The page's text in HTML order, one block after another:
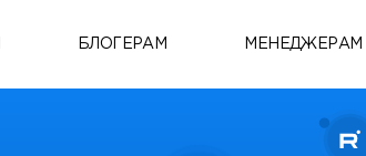
БЛОГЕРАМ МЕНЕДЖЕРАМ